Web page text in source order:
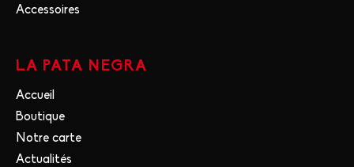
Accessoires
LA PATA NEGRA
Accueil
Boutique
Notre carte
Actualités